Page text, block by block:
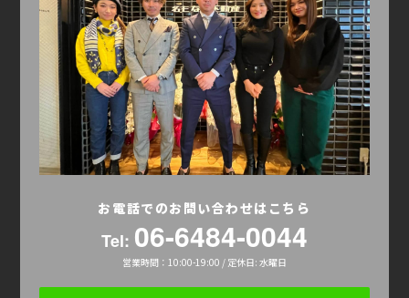
お電話でのお問い合わせはこちら
Tel: 06-6484-0044
営業時間：10:00-19:00 / 定休日: 水曜日